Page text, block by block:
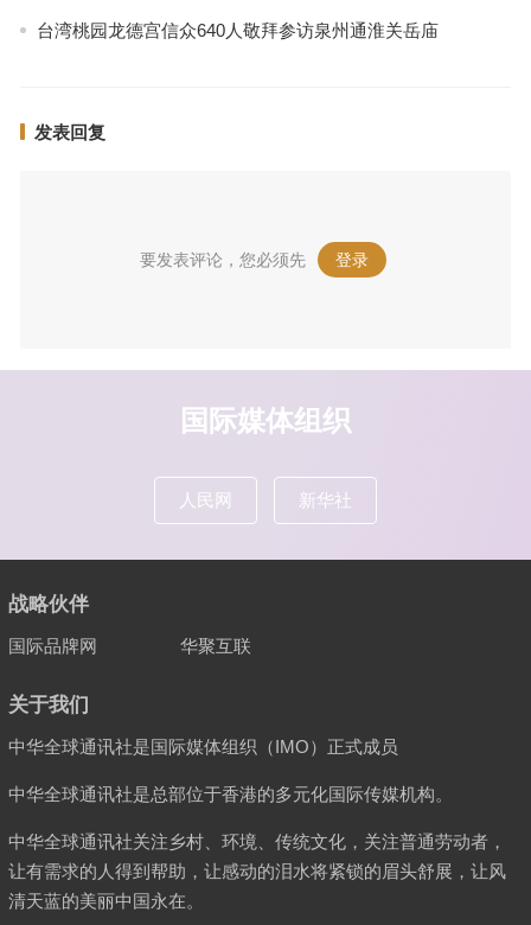
台湾桃园龙德宫信众640人敬拜参访泉州通淮关岳庙
发表回复
要发表评论，您必须先 登录 。
国际媒体组织
人民网 新华社
战略伙伴
国际品牌网 华聚互联
关于我们
中华全球通讯社是国际媒体组织（IMO）正式成员
中华全球通讯社是总部位于香港的多元化国际传媒机构。
中华全球通讯社关注乡村、环境、传统文化，关注普通劳动者，
让有需求的人得到帮助，让感动的泪水将紧锁的眉头舒展，让风
清天蓝的美丽中国永在。